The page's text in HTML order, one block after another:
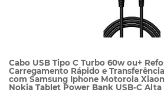
Cabo USB Tipo C Turbo 60w ou+
Carregamento Rápido e
com Samsung Iphone Motorola
Nokia Tablet Power Bank USB-C